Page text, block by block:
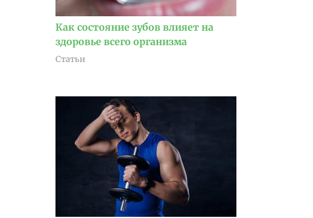
Как состояние зубов влияет на
здоровье всего организма
Статьи